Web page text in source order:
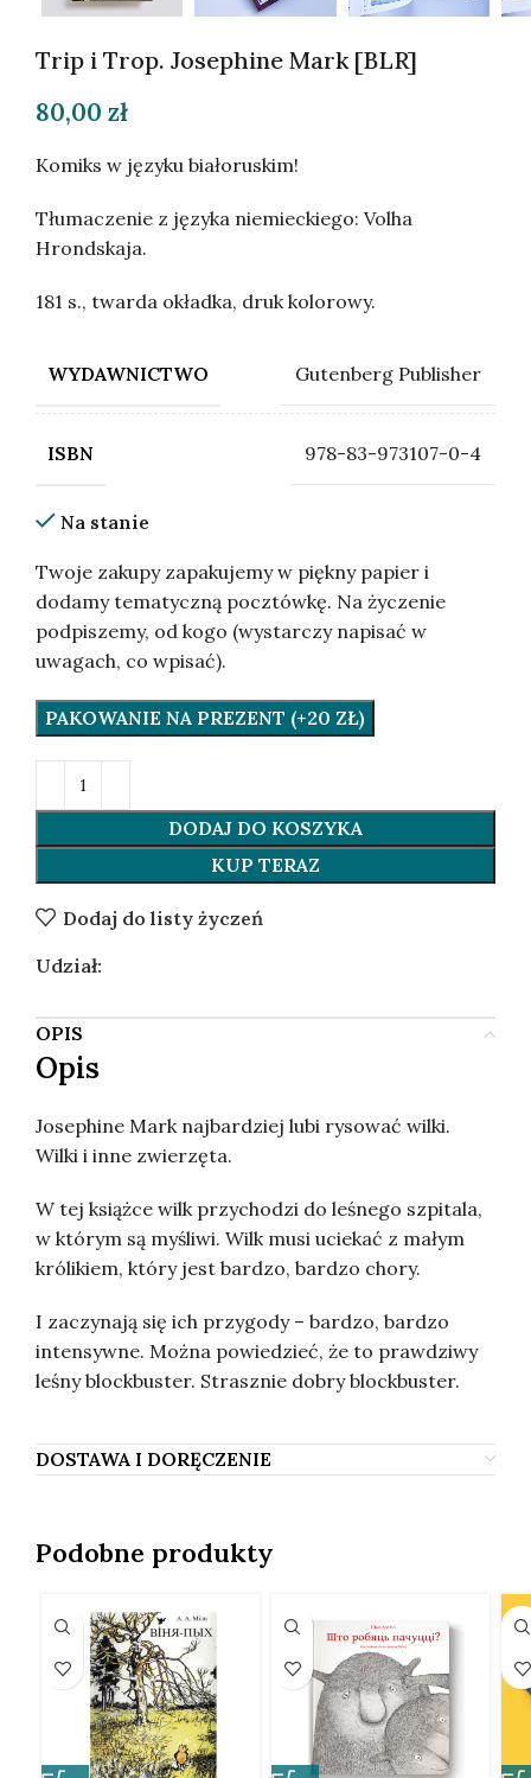
Trip i Trop. Josephine Mark [BLR]
80,00 zł
Komiks w języku białoruskim!
Tłumaczenie z języka niemieckiego: Volha
Hrondskaja.
181 s., twarda okładka, druk kolorowy.
WYDAWNICTWO Gutenberg Publisher
ISBN 978-83-973107-0-4
Na stanie
Twoje zakupy zapakujemy w piękny papier i
dodamy tematyczną pocztówkę. Na życzenie
podpiszemy, od kogo (wystarczy napisać w
uwagach, co wpisać).
PAKOWANIE NA PREZENT (+20 ZŁ)
DODAJ DO KOSZYKA
KUP TERAZ
Dodaj do listy życzeń
Udział:
OPIS
Opis
Josephine Mark najbardziej lubi rysować wilki.
Wilki i inne zwierzęta.
W tej książce wilk przychodzi do leśnego szpitala,
w którym są myśliwi. Wilk musi uciekać z małym
królikiem, który jest bardzo, bardzo chory.
I zaczynają się ich przygody – bardzo, bardzo
intensywne. Można powiedzieć, że to prawdziwy
leśny blockbuster. Strasznie dobry blockbuster.
DOSTAWA I DORĘCZENIE
Podobne produkty